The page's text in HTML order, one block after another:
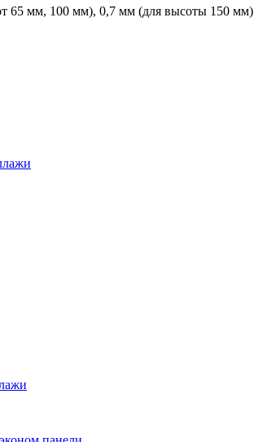
65 мм, 100 мм), 0,7 мм (для высоты 150 мм)